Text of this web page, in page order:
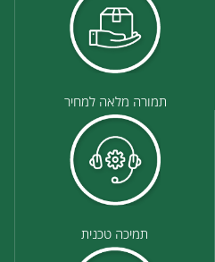
תמורה מלאה למחיר
תמיכה טכנית